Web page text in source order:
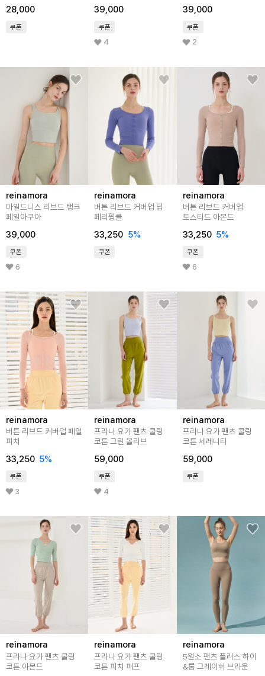
28,000
쿠폰
39,000
쿠폰
4
39,000
쿠폰
2
reinamora
마일드니스 리브드 탱크
페일아쿠아
39,000
쿠폰
6
reinamora
버튼 리브드 커버업 딥
페리윙클
33,250 5%
쿠폰
reinamora
버튼 리브드 커버업
토스티드 아몬드
33,250 5%
쿠폰
6
reinamora
버튼 리브드 커버업 페일
피치
33,250 5%
쿠폰
3
reinamora
프라나 요가 팬츠 쿨링
코튼 그린 올리브
59,000
쿠폰
4
reinamora
프라나 요가 팬츠 쿨링
코튼 세레니티
59,000
쿠폰
reinamora
프라나 요가 팬츠 쿨링
코튼 아몬드
reinamora
프라나 요가 팬츠 쿨링
코튼 피치 퍼프
reinamora
5원소 팬츠 플러스 하이
&롱 그레이쉬 브라운